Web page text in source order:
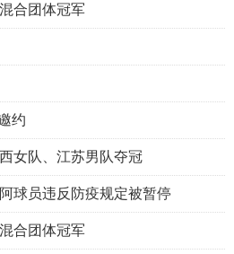
合团体冠军
约
女队、江苏男队夺冠
球员违反防疫规定被暂停
合团体冠军